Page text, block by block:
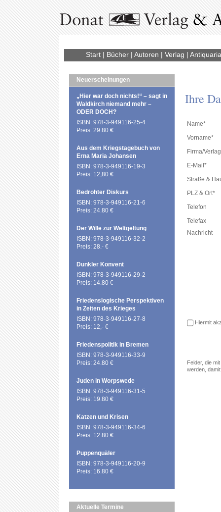
Start| Bücher| Autoren | Verlag |
Neuerscheinungen
„Hier war doch nichts!“ – sagt in
Waldkirch niemand mehr –
ODER DOCH?
ISBN: 978-3-949116-25-4
Preis: 29.80 €
Aus dem Kriegstagebuch von
Erna Maria Johansen
ISBN: 978-3-949116-19-3
Preis: 12,80 €
Bedrohter Diskurs
ISBN: 978-3-949116-21-6
Preis: 24.80 €
Der Wille zur Weltgeltung
ISBN: 978-3-949116-32-2
Preis: 28.- €
Dunkler Konvent
ISBN: 978-3-949116-29-2
Preis: 14.80 €
Friedenslogische Perspektiven
in Zeiten des Krieges
ISBN: 978-3-949116-27-8
Preis: 12,- €
Friedenspolitik in Bremen
ISBN: 978-3-949116-33-9
Preis: 24.80 €
Juden in Worpswede
ISBN: 978-3-949116-31-5
Preis: 19.80 €
Katzen und Krisen
ISBN: 978-3-949116-34-6
Preis: 12.80 €
Puppenquäler
ISBN: 978-3-949116-20-9
Preis: 16.80 €
Aktuelle Termine
Ihre
Name*
Vorname*
Firma/Verlag
E-Mail*
Straße &
PLZ & Ort*
Telefon
Telefax
Nachricht
Hiermit
Felder, die
werden,